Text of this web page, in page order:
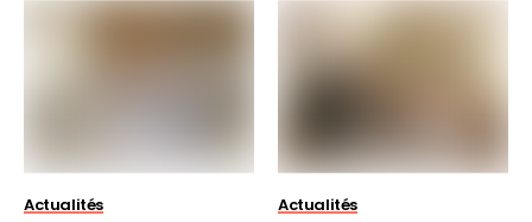
Actualités Actualités